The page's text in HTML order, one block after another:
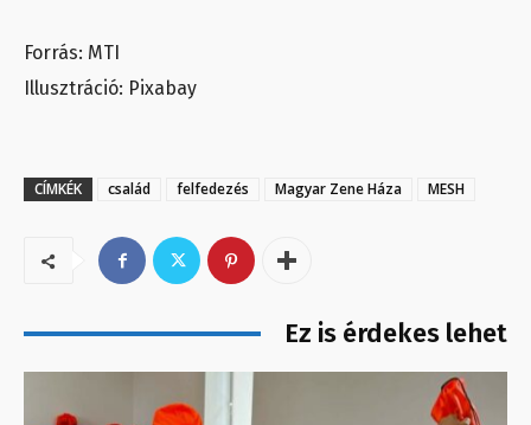
Forrás: MTI
Illusztráció: Pixabay
CÍMKÉK család felfedezés Magyar Zene Háza MESH
Ez is érdekes lehet